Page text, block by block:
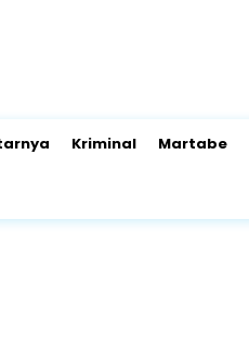
Kriminal Martabe